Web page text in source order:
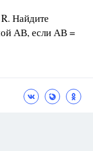
Найдите
АВ, если АВ =